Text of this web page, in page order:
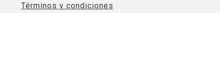
Términos y condiciones